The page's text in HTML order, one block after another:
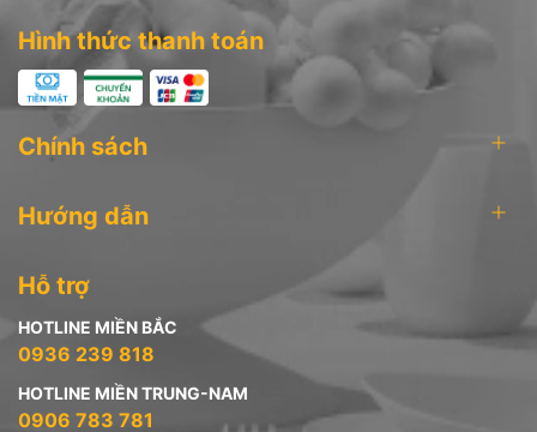
Hình thức thanh toán
Chính sách
Hướng dẫn
Hỗ trợ
HOTLINE MIỀN BẮC
0936 239 818
HOTLINE MIỀN TRUNG-NAM
0906 783 781